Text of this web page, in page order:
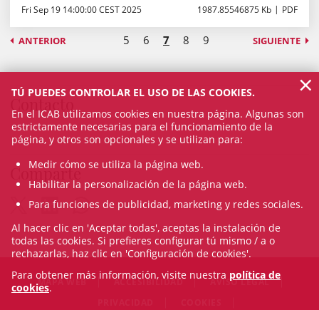
Fri Sep 19 14:00:00 CEST 2025 1987.85546875 Kb PDF
ANTERIOR 5 6 7 8 9 SIGUIENTE
Comparte
MAPA WEB ACCESIBILIDAD
AVISO LEGAL
TÚ PUEDES CONTROLAR EL USO DE LAS COOKIES.
En el ICAB utilizamos cookies en nuestra página. Algunas son
estrictamente necesarias para el funcionamiento de la
página, y otros son opcionales y se utilizan para:
Medir cómo se utiliza la página web.
Habilitar la personalización de la página web.
Para funciones de publicidad, marketing y redes sociales.
Al hacer clic en 'Aceptar todas', aceptas la instalación de
todas las cookies. Si prefieres configurar tú mismo / a o
rechazarlas, haz clic en 'Configuración de cookies'.
Para obtener más información, visite nuestra política de
cookies.
×